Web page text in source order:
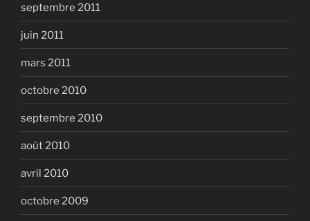
septembre 2011
juin 2011
mars 2011
octobre 2010
septembre 2010
août 2010
avril 2010
octobre 2009